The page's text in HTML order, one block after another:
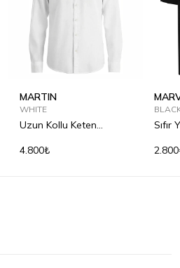
MARTIN
WHITE
Uzun Kollu Keten
4.800₺
Sıfır